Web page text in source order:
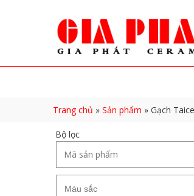
Trang chủ » Sản phẩm » Gạch
Bộ lọc